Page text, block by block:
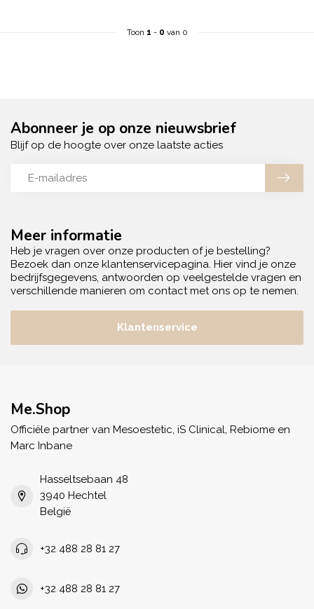
Toon 1 - 0 van 0
Meer informatie
Heb je vragen over onze producten of je bestelling?
Bezoek dan onze klantenservicepagina. Hier vind je onze
bedrijfsgegevens, antwoorden op veelgestelde vragen en
verschillende manieren om contact met ons op te nemen.
Klantenservice
Abonneer je op onze nieuwsbrief
Blijf op de hoogte over onze laatste acties
Me.Shop
Officiële partner van Mesoestetic, iS Clinical, Rebiome en
Marc Inbane
Hasseltsebaan 48
3940 Hechtel
België
+32 488 28 81 27
+32 488 28 81 27